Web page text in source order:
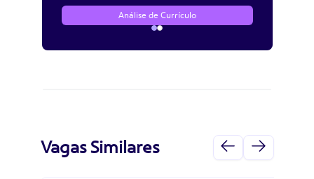
Análise de Currículo
Vagas Similares